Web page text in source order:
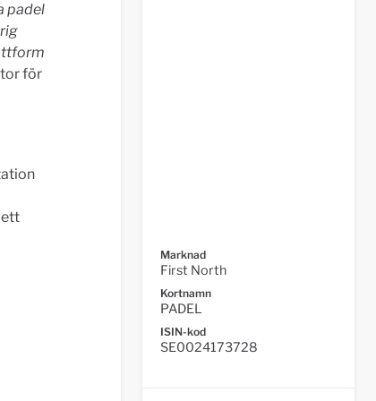
padel
för
ett
Marknad
First North
Kortnamn
PADEL
ISIN-kod
SE0024173728